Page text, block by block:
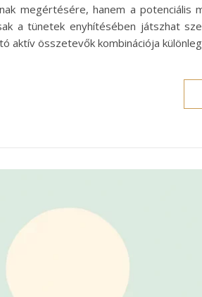
megértésére, hanem a
a tünetek enyhítésében játszhat
aktív összetevők kombinációja